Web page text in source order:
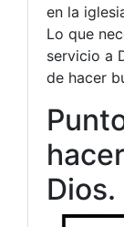
en la
Lo que
servicio a
de hacer
Dios.